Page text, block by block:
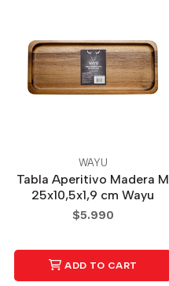
WAYU
Tabla Aperitivo Madera M
25x10,5x1,9 cm Wayu
$5.990
ADD TO CART